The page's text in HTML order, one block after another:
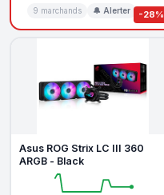
-28%
9 marchands 🔔 Alerter
Asus ROG Strix LC III 360
ARGB - Black